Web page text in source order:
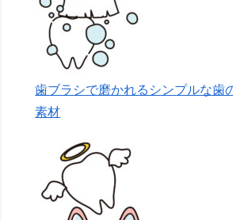
歯ブラシで磨かれるシンプルな歯
素材